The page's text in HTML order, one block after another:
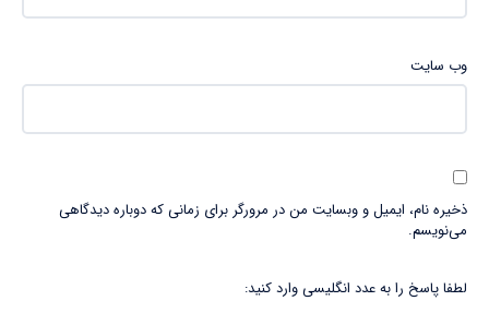
وب‌ سایت
ذخیره نام، ایمیل و وبسایت من در مرورگر برای زمانی که دوباره دیدگاهی
می‌نویسم.
لطفا پاسخ را به عدد انگلیسی وارد کنید: